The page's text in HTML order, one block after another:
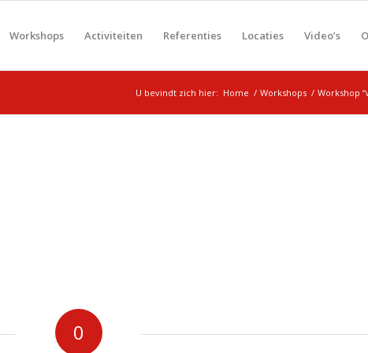
Workshops Activiteiten Referenties Locaties Video’s
U bevindt zich hier: Home / Workshops / Workshop
0